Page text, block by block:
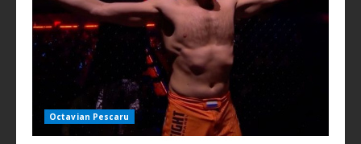
Octavian Pescaru